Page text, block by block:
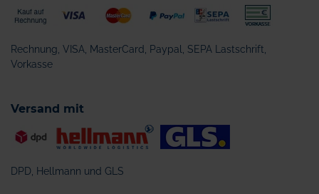
Rechnung, VISA, MasterCard, Paypal, SEPA Lastschrift,
Vorkasse
Versand mit
DPD, Hellmann und GLS